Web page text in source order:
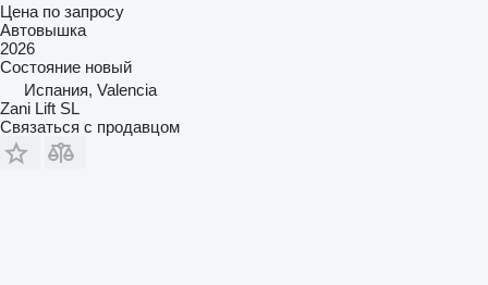
Цена по запросу
Автовышка
2026
Состояние новый
Испания, Valencia
Zani Lift SL
Связаться с продавцом